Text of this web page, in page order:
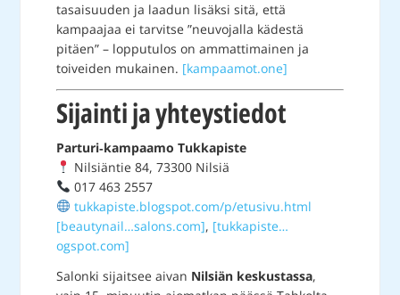
tasaisuuden ja laadun lisäksi sitä, että
kampaajaa ei tarvitse ”neuvojalla kädestä
pitäen” – lopputulos on ammattimainen ja
toiveiden mukainen. [kampaamot.one]
Sijainti ja yhteystiedot
Parturi‑kampaamo Tukkapiste
Nilsiäntie 84, 73300 Nilsiä
017 463 2557
tukkapiste.blogspot.com/p/etusivu.html
[beautynail…salons.com], [tukkapiste…
ogspot.com]
Salonki sijaitsee aivan Nilsiän keskustassa,